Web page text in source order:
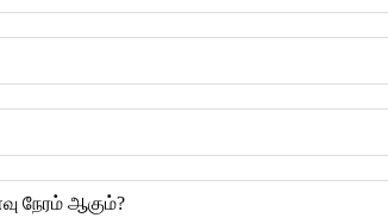
நேரம் ஆகும்?